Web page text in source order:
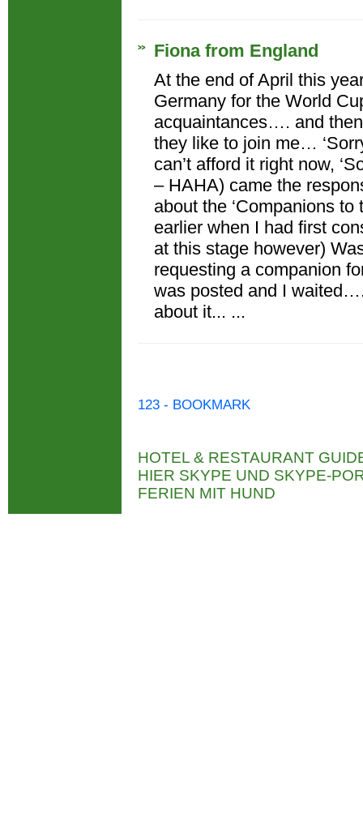
Fiona from England
At the end of April this
Germany for the World
acquaintances…. and
they like to join me…
can’t afford it right now,
– HAHA) came the
about the ‘Companions
earlier when I had first
at this stage however)
requesting a companion
was posted and I
about it... ...
123 - BOOKMARK
HOTEL & RESTAURANT
HIER SKYPE UND SKYPE-
FERIEN MIT HUND